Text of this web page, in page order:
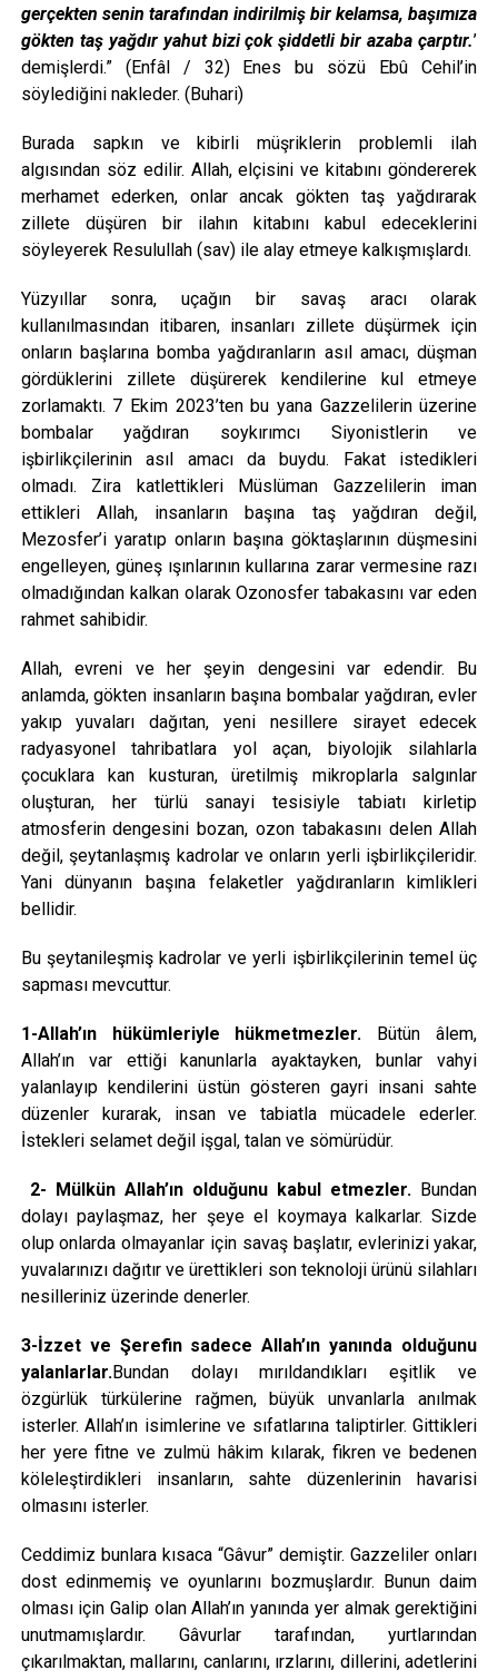
gerçekten senin tarafından indirilmiş bir kelamsa, başımıza
gökten taş yağdır yahut bizi çok şiddetli bir azaba çarptır.’
demişlerdi.” (Enfâl / 32) Enes bu sözü Ebû Cehil’in
söylediğini nakleder. (Buhari)
Burada sapkın ve kibirli müşriklerin problemli ilah
algısından söz edilir. Allah, elçisini ve kitabını göndererek
merhamet ederken, onlar ancak gökten taş yağdırarak
zillete düşüren bir ilahın kitabını kabul edeceklerini
söyleyerek Resulullah (sav) ile alay etmeye kalkışmışlardı.
Yüzyıllar sonra, uçağın bir savaş aracı olarak
kullanılmasından itibaren, insanları zillete düşürmek için
onların başlarına bomba yağdıranların asıl amacı, düşman
gördüklerini zillete düşürerek kendilerine kul etmeye
zorlamaktı. 7 Ekim 2023’ten bu yana Gazzelilerin üzerine
bombalar yağdıran soykırımcı Siyonistlerin ve
işbirlikçilerinin asıl amacı da buydu. Fakat istedikleri
olmadı. Zira katlettikleri Müslüman Gazzelilerin iman
ettikleri Allah, insanların başına taş yağdıran değil,
Mezosfer’i yaratıp onların başına göktaşlarının düşmesini
engelleyen, güneş ışınlarının kullarına zarar vermesine razı
olmadığından kalkan olarak Ozonosfer tabakasını var eden
rahmet sahibidir.
Allah, evreni ve her şeyin dengesini var edendir. Bu
anlamda, gökten insanların başına bombalar yağdıran, evler
yakıp yuvaları dağıtan, yeni nesillere sirayet edecek
radyasyonel tahribatlara yol açan, biyolojik silahlarla
çocuklara kan kusturan, üretilmiş mikroplarla salgınlar
oluşturan, her türlü sanayi tesisiyle tabiatı kirletip
atmosferin dengesini bozan, ozon tabakasını delen Allah
değil, şeytanlaşmış kadrolar ve onların yerli işbirlikçileridir.
Yani dünyanın başına felaketler yağdıranların kimlikleri
bellidir.
Bu şeytanileşmiş kadrolar ve yerli işbirlikçilerinin temel üç
sapması mevcuttur.
1-Allah’ın hükümleriyle hükmetmezler. Bütün âlem,
Allah’ın var ettiği kanunlarla ayaktayken, bunlar vahyi
yalanlayıp kendilerini üstün gösteren gayri insani sahte
düzenler kurarak, insan ve tabiatla mücadele ederler.
İstekleri selamet değil işgal, talan ve sömürüdür.
2- Mülkün Allah’ın olduğunu kabul etmezler. Bundan
dolayı paylaşmaz, her şeye el koymaya kalkarlar. Sizde
olup onlarda olmayanlar için savaş başlatır, evlerinizi yakar,
yuvalarınızı dağıtır ve ürettikleri son teknoloji ürünü silahları
nesilleriniz üzerinde denerler.
3-İzzet ve Şerefin sadece Allah’ın yanında olduğunu
yalanlarlar.Bundan dolayı mırıldandıkları eşitlik ve
özgürlük türkülerine rağmen, büyük unvanlarla anılmak
isterler. Allah’ın isimlerine ve sıfatlarına taliptirler. Gittikleri
her yere fitne ve zulmü hâkim kılarak, fikren ve bedenen
köleleştirdikleri insanların, sahte düzenlerinin havarisi
olmasını isterler.
Ceddimiz bunlara kısaca “Gâvur” demiştir. Gazzeliler onları
dost edinmemiş ve oyunlarını bozmuşlardır. Bunun daim
olması için Galip olan Allah’ın yanında yer almak gerektiğini
unutmamışlardır. Gâvurlar tarafından, yurtlarından
çıkarılmaktan, mallarını, canlarını, ırzlarını, dillerini, adetlerini